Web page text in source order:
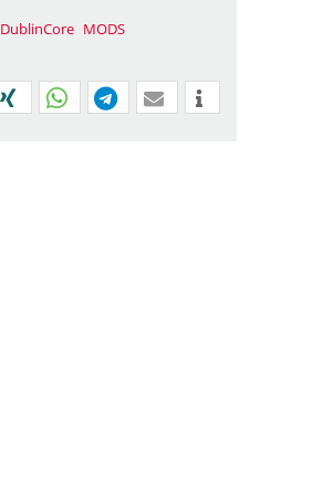
DublinCore MODS